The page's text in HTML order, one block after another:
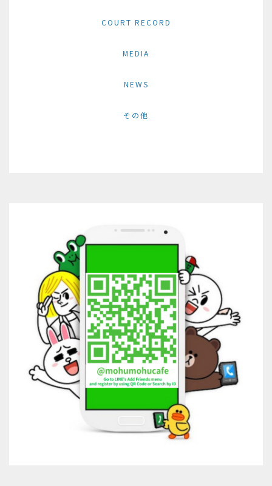
COURT RECORD
MEDIA
NEWS
その他